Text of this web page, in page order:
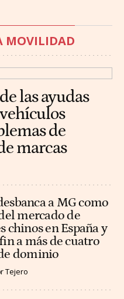
MOVILIDAD
las ayudas
de
marcas
a MG como
mercado de
chinos en España y
a más de cuatro
dominio
Tejero